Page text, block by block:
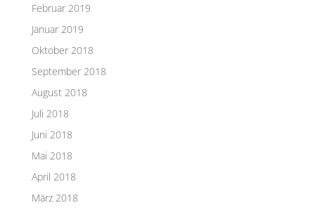
Februar 2019
Januar 2019
Oktober 2018
September 2018
August 2018
Juli 2018
Juni 2018
Mai 2018
April 2018
März 2018